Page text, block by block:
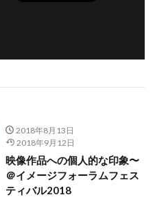
2018年8月13日
2018年9月12日
映像作品への個人的な印象〜
＠イメージフォーラムフェス
ティバル2018